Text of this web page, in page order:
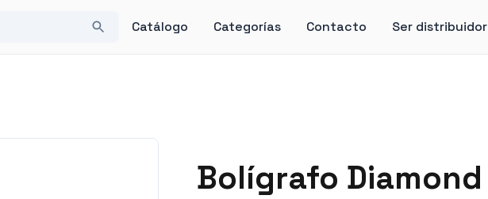
Catálogo Categorías Contacto Ser distribuidor
Bolígrafo Diamond